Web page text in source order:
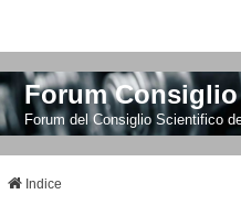
Forum
Forum del Consiglio Scientifico
Indice